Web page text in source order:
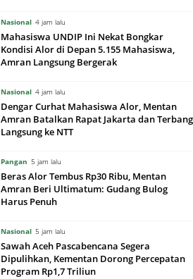
Nasional 4 jam lalu
Mahasiswa UNDIP Ini Nekat Bongkar
Kondisi Alor di Depan 5.155 Mahasiswa,
Amran Langsung Bergerak
Nasional 4 jam lalu
Dengar Curhat Mahasiswa Alor, Mentan
Amran Batalkan Rapat Jakarta dan Terbang
Langsung ke NTT
Pangan 5 jam lalu
Beras Alor Tembus Rp30 Ribu, Mentan
Amran Beri Ultimatum: Gudang Bulog
Harus Penuh
Nasional 5 jam lalu
Sawah Aceh Pascabencana Segera
Dipulihkan, Kementan Dorong Percepatan
Program Rp1,7 Triliun